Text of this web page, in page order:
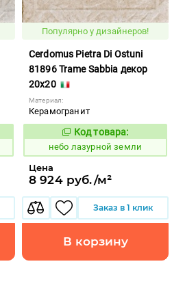
Популярно у дизайнеров!
Cerdomus Pietra Di Ostuni
81896 Trame Sabbia декор
20x20
Материал:
Керамогранит
1114530
Код товара:
небо лазурной земли
Цена
8 924 руб./м²
Заказ в 1 клик
В корзину